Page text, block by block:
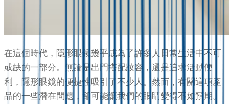
在這個時代，隱形眼鏡幾乎成為了許多人日常生活中不可
或缺的一部分。無論是出門搭配妝容，還是追求活動便
利，隱形眼鏡的便捷性吸引了不少人。然而，有關這項產
品的一些潛在問題，卻可能讓我們的眼睛變得不如預期。